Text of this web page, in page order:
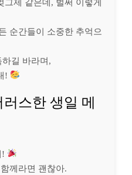
제 같은데, 벌써 이렇게
순간들이 소중한 추억으
길 바라며,
!
스한 생일 메
!
께라면 괜찮아.